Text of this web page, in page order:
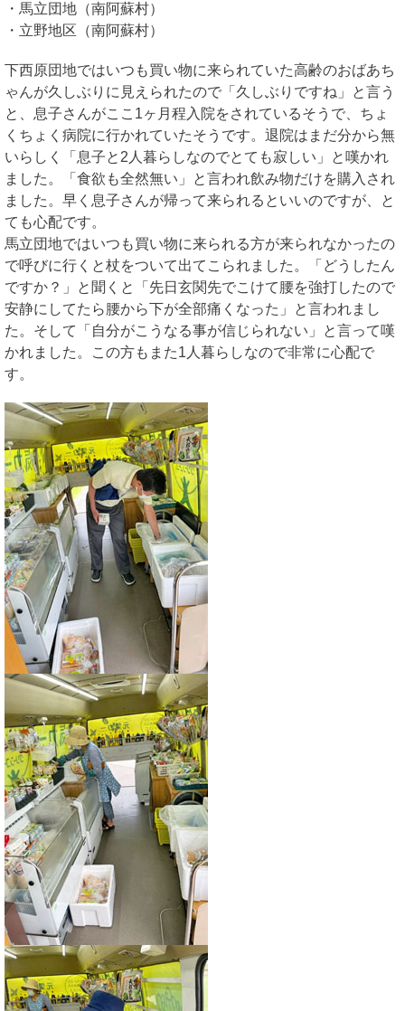
・馬立団地（南阿蘇村）
・立野地区（南阿蘇村）
下西原団地ではいつも買い物に来られていた高齢のおばあち
ゃんが久しぶりに見えられたので「久しぶりですね」と言う
と、息子さんがここ1ヶ月程入院をされているそうで、ちょ
くちょく病院に行かれていたそうです。退院はまだ分から無
いらしく「息子と2人暮らしなのでとても寂しい」と嘆かれ
ました。「食欲も全然無い」と言われ飲み物だけを購入され
ました。早く息子さんが帰って来られるといいのですが、と
ても心配です。
馬立団地ではいつも買い物に来られる方が来られなかったの
で呼びに行くと杖をついて出てこられました。「どうしたん
ですか？」と聞くと「先日玄関先でこけて腰を強打したので
安静にしてたら腰から下が全部痛くなった」と言われまし
た。そして「自分がこうなる事が信じられない」と言って嘆
かれました。この方もまた1人暮らしなので非常に心配で
す。